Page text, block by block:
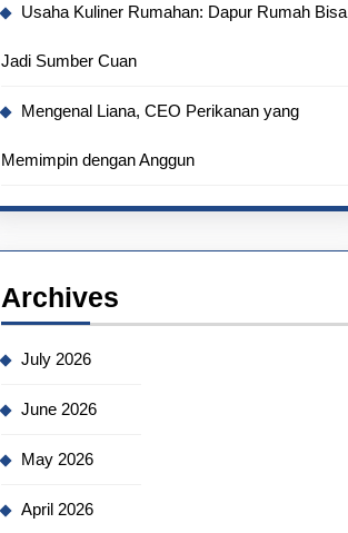
Usaha Kuliner Rumahan: Dapur Rumah Bisa
Jadi Sumber Cuan
Mengenal Liana, CEO Perikanan yang
Memimpin dengan Anggun
Archives
July 2026
June 2026
May 2026
April 2026